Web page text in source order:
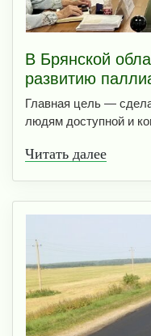
В Брянской
развитию
Главная цель —
людям доступной и
Читать далее